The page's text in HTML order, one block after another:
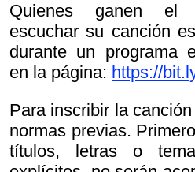
Quienes ganen el
escuchar su canción
durante un programa
en la página: https://
Para inscribir la
normas previas.
títulos, letras o